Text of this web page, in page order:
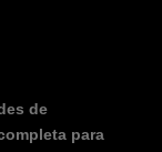
de
para